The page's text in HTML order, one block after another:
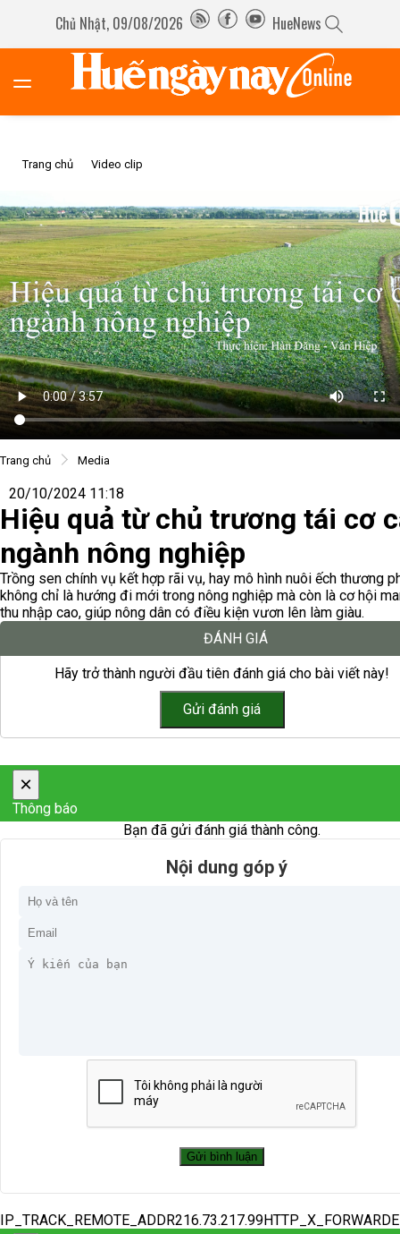
Chủ Nhật, 09/08/2026 HueNews
Trang chủ Video clip
Trang chủ Media
20/10/2024 11:18
Hiệu quả từ chủ trương tái cơ
ngành nông nghiệp
Trồng sen chính vụ kết hợp rãi vụ, hay mô hình nuôi ếch thương
không chỉ là hướng đi mới trong nông nghiệp mà còn là cơ hội
thu nhập cao, giúp nông dân có điều kiện vươn lên làm giàu.
ĐÁNH GIÁ
Hãy trở thành người đầu tiên đánh giá cho bài viết này!
×
Thông báo
Bạn đã gửi đánh giá thành công.
Nội dung góp ý